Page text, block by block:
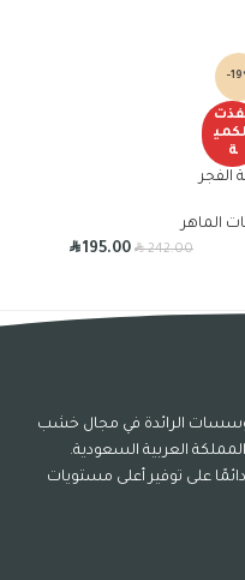
-
ة
الفجر
الماهر
R242.00
R195.00
الرائدة في مجال خشب
العربية السعودية.
عام 2018 وتسعى دائمًا على توفير أعلى مستويات